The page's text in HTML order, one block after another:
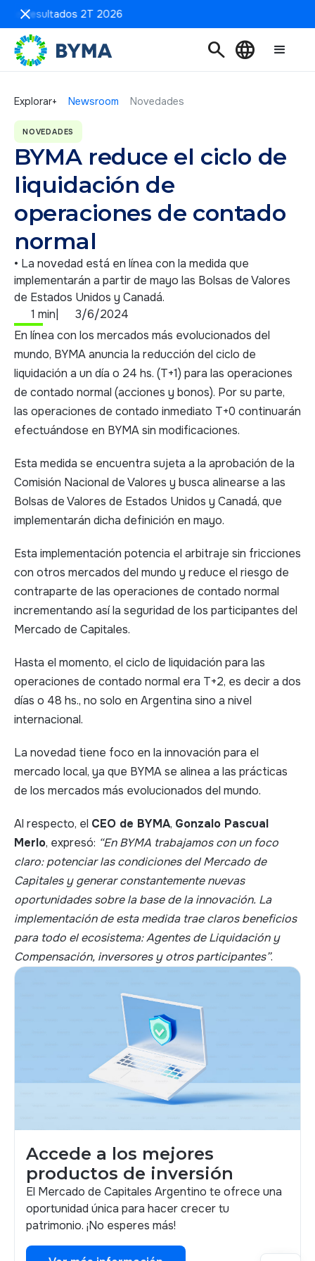
de Resultados 2T 2026
search language
Explorar+ Newsroom Novedades
NOVEDADES
BYMA reduce el ciclo de
liquidación de
operaciones de contado
normal
• La novedad está en línea con la medida que
implementarán a partir de mayo las Bolsas de Valores
de Estados Unidos y Canadá.
1 min
3/6/2024
En línea con los mercados más evolucionados del
mundo, BYMA anuncia la reducción del ciclo de
liquidación a un día o 24 hs. (T+1) para las operaciones
de contado normal (acciones y bonos). Por su parte,
las operaciones de contado inmediato T+0 continuarán
efectuándose en BYMA sin modificaciones.
Esta medida se encuentra sujeta a la aprobación de la
Comisión Nacional de Valores y busca alinearse a las
Bolsas de Valores de Estados Unidos y Canadá, que
implementarán dicha definición en mayo.
Esta implementación potencia el arbitraje sin fricciones
con otros mercados del mundo y reduce el riesgo de
contraparte de las operaciones de contado normal
incrementando así la seguridad de los participantes del
Mercado de Capitales.
Hasta el momento, el ciclo de liquidación para las
operaciones de contado normal era T+2, es decir a dos
días o 48 hs., no solo en Argentina sino a nivel
internacional.
La novedad tiene foco en la innovación para el
mercado local, ya que BYMA se alinea a las prácticas
de los mercados más evolucionados del mundo.
Al respecto, el CEO de BYMA, Gonzalo Pascual
Merlo, expresó: “En BYMA trabajamos con un foco
claro: potenciar las condiciones del Mercado de
Capitales y generar constantemente nuevas
oportunidades sobre la base de la innovación. La
implementación de esta medida trae claros beneficios
para todo el ecosistema: Agentes de Liquidación y
Compensación, inversores y otros participantes”.
Accede a los mejores
productos de inversión
El Mercado de Capitales Argentino te ofrece una
oportunidad única para hacer crecer tu
patrimonio. ¡No esperes más!